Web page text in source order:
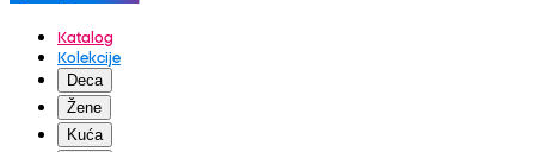
Katalog
Kolekcije
Deca
Žene
Kuća